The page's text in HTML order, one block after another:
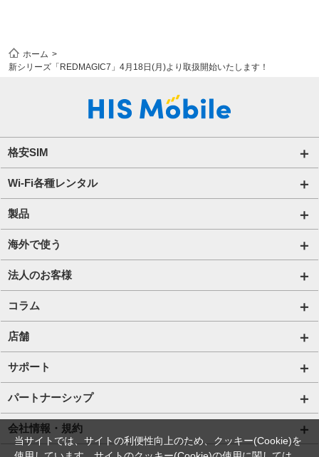
ホーム
新シリーズ「REDMAGIC7」4月18日(月)より取扱開始いたします！
格安SIM
国内通信SIM一覧
自由自在2.0プラン
ビタッ！プラン
販売終了したプラン
Wi-Fi各種レンタル
法人のお客様トップページ
海外短期レンタル HIS Wi-Fi
国内外長期レンタル HIS Wi-Fi PLUS+
携帯レンタル
製品
オンラインショップ
HIS Mobileケア
海外で使う
海外通信一覧
海外短期レンタル HIS Wi-Fi
国内外長期レンタル HIS Wi-Fi PLUS+
プリペイドSIM
法人のお客様
サービス一覧【法人】
格安SIM【法人】
ご利用開始の流れ【法人】
法人向け取扱端末
Wi-Fiレンタル HIS Wi-Fi PLUS+ for Biz
コラム
コラムTOP
格安SIMに関する記事
Wi-Fiに関する記事
スマホ・タブレット端末に関する記事
お役立ち情報
店舗
HISモバイル取扱店舗
サポート
サポートトップページ
SIMロック解除手続き
プロファイル・APN設定の方法
パートナーシップ
店舗型代理店募集
会社情報・規約
当サイトでは、サイトの利便性向上のため、クッキー(Cookie)を